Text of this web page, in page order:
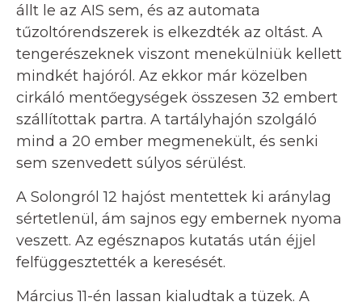
állt le az AIS sem, és az automata
tűzoltórendszerek is elkezdték az oltást. A
tengerészeknek viszont menekülniük kellett
mindkét hajóról. Az ekkor már közelben
cirkáló mentőegységek összesen 32 embert
szállítottak partra. A tartályhajón szolgáló
mind a 20 ember megmenekült, és senki
sem szenvedett súlyos sérülést.
A Solongról 12 hajóst mentettek ki aránylag
sértetlenül, ám sajnos egy embernek nyoma
veszett. Az egésznapos kutatás után éjjel
felfüggesztették a keresését.
Március 11-én lassan kialudtak a tüzek. A